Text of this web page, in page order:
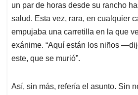
un par de horas desde su rancho
salud. Esta vez, rara, en cualquier
empujaba una carretilla en la que
exánime. “Aquí están los niños
este, que se murió”.
Así, sin más, refería el asunto. Sin